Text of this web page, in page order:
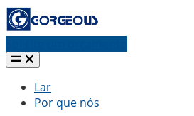
Lar
Por que nós